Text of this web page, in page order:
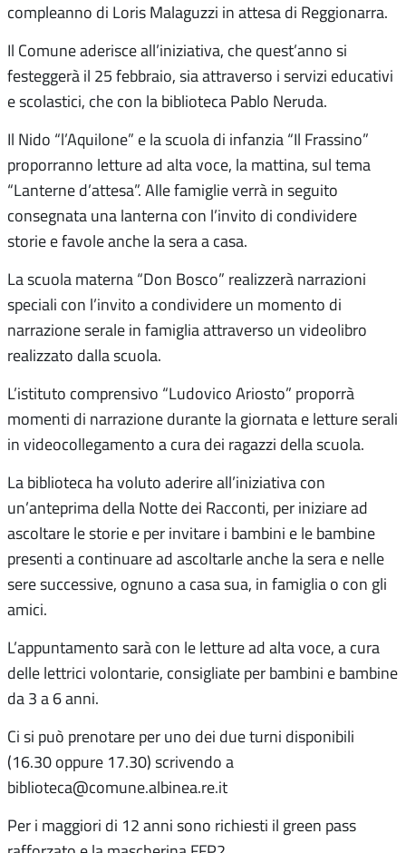
compleanno di Loris Malaguzzi in attesa di Reggionarra.
Il Comune aderisce all’iniziativa, che quest’anno si
festeggerà il 25 febbraio, sia attraverso i servizi educativi
e scolastici, che con la biblioteca Pablo Neruda.
Il Nido “l’Aquilone” e la scuola di infanzia “Il Frassino”
proporranno letture ad alta voce, la mattina, sul tema
“Lanterne d’attesa”. Alle famiglie verrà in seguito
consegnata una lanterna con l’invito di condividere
storie e favole anche la sera a casa.
La scuola materna “Don Bosco” realizzerà narrazioni
speciali con l’invito a condividere un momento di
narrazione serale in famiglia attraverso un videolibro
realizzato dalla scuola.
L’istituto comprensivo “Ludovico Ariosto” proporrà
momenti di narrazione durante la giornata e letture serali
in videocollegamento a cura dei ragazzi della scuola.
La biblioteca ha voluto aderire all’iniziativa con
un’anteprima della Notte dei Racconti, per iniziare ad
ascoltare le storie e per invitare i bambini e le bambine
presenti a continuare ad ascoltarle anche la sera e nelle
sere successive, ognuno a casa sua, in famiglia o con gli
amici.
L’appuntamento sarà con le letture ad alta voce, a cura
delle lettrici volontarie, consigliate per bambini e bambine
da 3 a 6 anni.
Ci si può prenotare per uno dei due turni disponibili
(16.30 oppure 17.30) scrivendo a
biblioteca@comune.albinea.re.it
Per i maggiori di 12 anni sono richiesti il green pass